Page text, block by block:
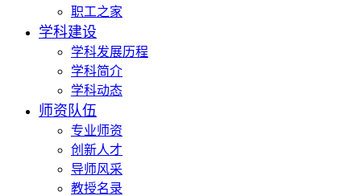
职工之家
学科建设
学科发展历程
学科简介
学科动态
师资队伍
专业师资
创新人才
导师风采
教授名录